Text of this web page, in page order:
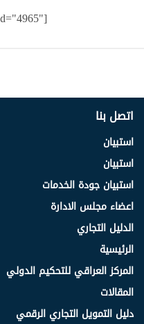
اتصل بنا
استبيان
استبيان
استبيان جودة الخدمات
اعضاء مجلس الادارة
الدليل التجاري
الرئيسية
المركز العراقي للتحكيم الدولي
المقالات
دليل التمويل التجاري الرقمي